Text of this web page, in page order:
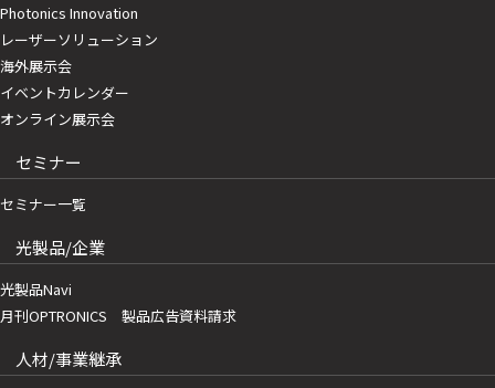
Photonics Innovation
レーザーソリューション
海外展示会
イベントカレンダー
オンライン展示会
セミナー
セミナー一覧
光製品/企業
光製品Navi
月刊OPTRONICS 製品広告資料請求
人材/事業継承